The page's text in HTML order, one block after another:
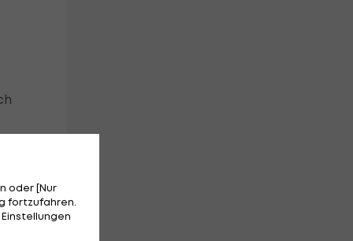
oder [Nur
fortzufahren.